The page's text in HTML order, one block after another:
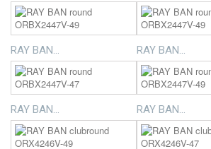
RAY BAN... RAY BAN...
RAY BAN... RAY BAN...